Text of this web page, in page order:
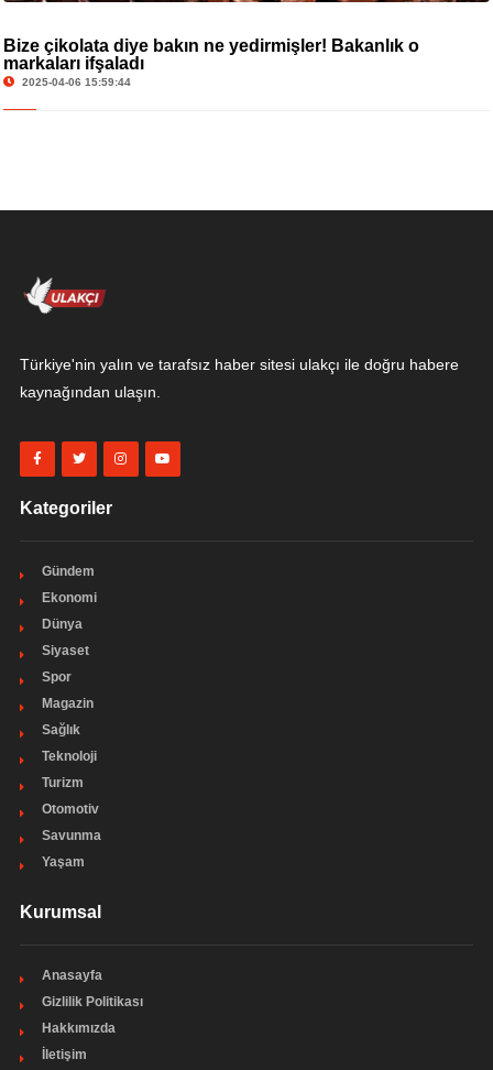
Bize çikolata diye bakın ne yedirmişler! Bakanlık o
markaları ifşaladı
2025-04-06 15:59:44
Türkiye'nin yalın ve tarafsız haber sitesi ulakçı ile doğru habere
kaynağından ulaşın.
Kategoriler
Gündem
Ekonomi
Dünya
Siyaset
Spor
Magazin
Sağlık
Teknoloji
Turizm
Otomotiv
Savunma
Yaşam
Kurumsal
Anasayfa
Gizlilik Politikası
Hakkımızda
İletişim